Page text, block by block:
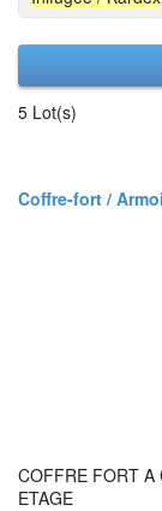
5 Lot(s)
Coffre-fort /
COFFRE FORT A
ETAGE